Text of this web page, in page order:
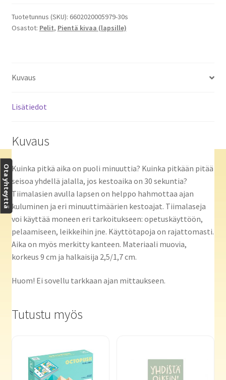
Tuotetunnus (SKU): 6602020005979-30s
Osastot: Pelit, Pientä kivaa (lapsille)
Kuvaus
Lisätiedot
Kuvaus
Kuinka pitkä aika on puoli minuuttia? Kuinka pitkään pitää
seisoa yhdellä jalalla, jos kestoaika on 30 sekuntia?
Tiimalasien avulla lapsen on helppo hahmottaa ajan
kuluminen ja eri minuuttimäärien kestoajat. Tiimalaseja
voi käyttää moneen eri tarkoitukseen: opetuskäyttöön,
pelaamiseen, leikkeihin jne. Käyttötapoja on rajattomasti.
Aika on myös merkitty kanteen. Materiaali muovia,
korkeus 9 cm ja halkaisija 2,5/1,7 cm.
Huom! Ei sovellu tarkkaan ajan mittaukseen.
Tutustu myös
Ota yhteyttä